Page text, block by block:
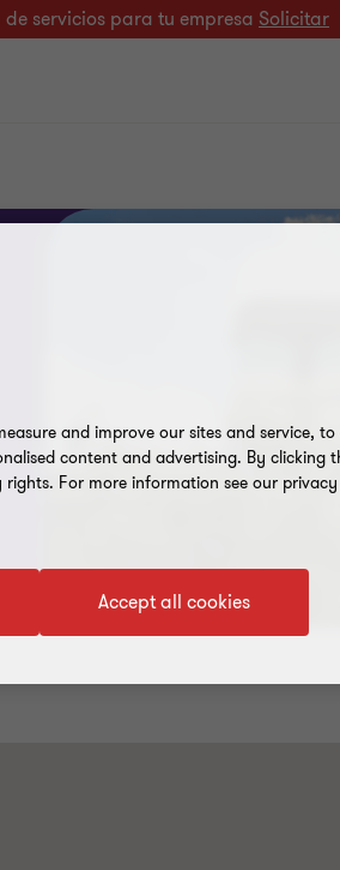
servicios para tu empresa Solicitar
and improve our sites and service, to
content and advertising. By clicking
For more information see our
Accept all cookies